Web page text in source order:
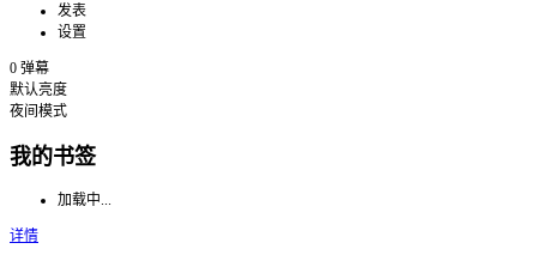
发表
设置
0 弹幕
默认亮度
夜间模式
我的书签
加载中...
详情